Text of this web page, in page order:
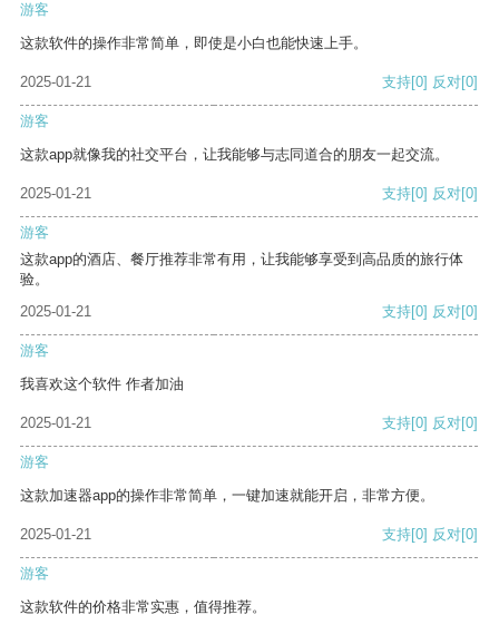
游客
这款软件的操作非常简单，即使是小白也能快速上手。
2025-01-21 支持[0] 反对[0]
游客
这款app就像我的社交平台，让我能够与志同道合的朋友一起交流。
2025-01-21 支持[0] 反对[0]
游客
这款app的酒店、餐厅推荐非常有用，让我能够享受到高品质的旅行体
验。
2025-01-21
支持[0] 反对[0]
游客
我喜欢这个软件 作者加油
2025-01-21 支持[0] 反对[0]
游客
这款加速器app的操作非常简单，一键加速就能开启，非常方便。
2025-01-21 支持[0] 反对[0]
游客
这款软件的价格非常实惠，值得推荐。